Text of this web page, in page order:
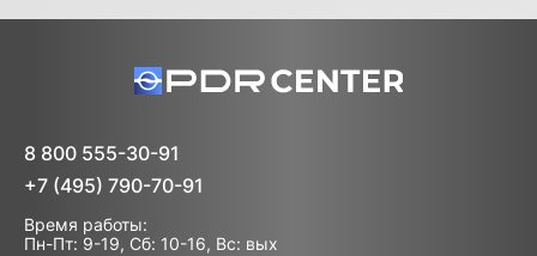
8 800 555-30-91
+7 (495) 790-70-91
Время работы:
Пн-Пт: 9-19, Сб: 10-16, Вс: вых